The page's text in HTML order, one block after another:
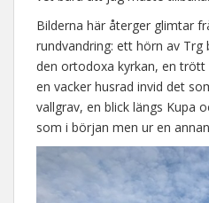
Bilderna här återger glimtar
rundvandring: ett hörn av Trg
den ortodoxa kyrkan, en trött
en vacker husrad invid det
vallgrav, en blick längs Kupa
som i början men ur en